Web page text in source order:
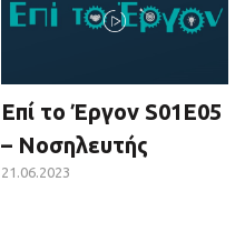
Επί το Έργον S01E05
– Νοσηλευτής
21.06.2023